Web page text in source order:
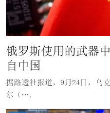
俄罗斯使用的武器
自中国
据路透社报道，9月24日，乌
尔（….